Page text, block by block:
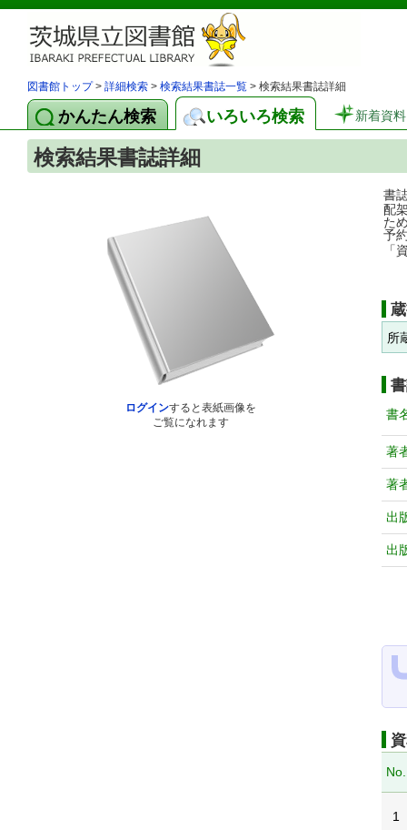
図書館トップ> 詳細検索 > 検索結果書誌一覧 > 検索結果書誌詳細
かんたん検索 いろいろ検索 新着資料
検索結果書誌詳細
ログインすると表紙画像を
ご覧になれます
書
配
た
予
「
所
書
著
著
出
出
No.
1